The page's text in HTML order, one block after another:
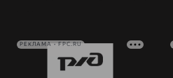
РЕКЛАМА • FPC.RU